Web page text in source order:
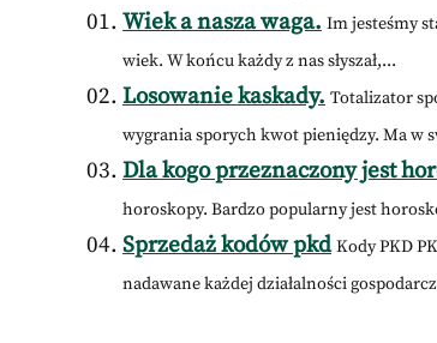
Wiek a nasza waga. Im jesteśmy
wiek. W końcu każdy z nas słyszał,...
Losowanie kaskady. Totalizator
wygrania sporych kwot pieniędzy. Ma w
Dla kogo przeznaczony jest
horoskopy. Bardzo popularny jest
Sprzedaż kodów pkd Kody PKD
nadawane każdej działalności